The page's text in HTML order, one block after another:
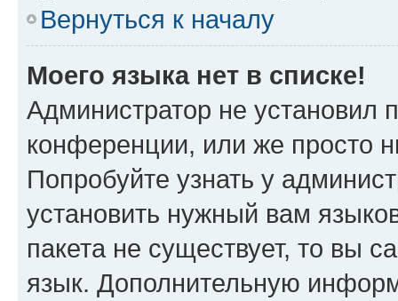
Вернуться к началу
Моего языка нет в списке!
Администратор не установил
конференции, или же просто
Попробуйте узнать у
установить нужный вам
пакета не существует, то вы
язык. Дополнительную